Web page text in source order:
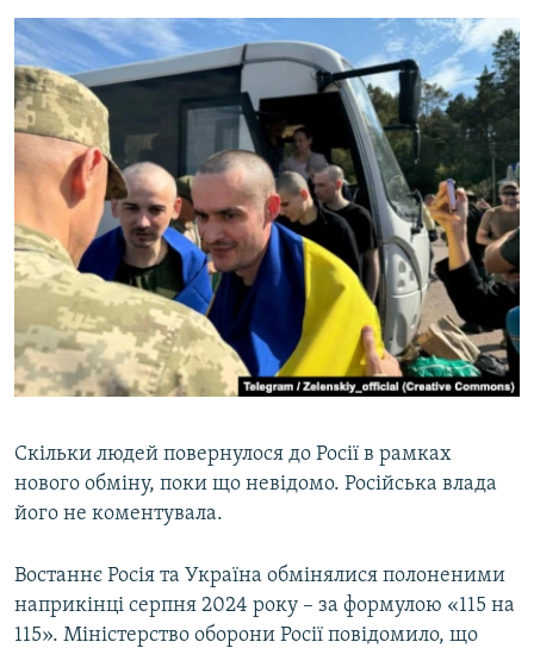
Скільки людей повернулося до Росії в рамках
нового обміну, поки що невідомо. Російська влада
його не коментувала.
Востаннє Росія та Україна обмінялися полоненими
наприкінці серпня 2024 року – за формулою «115 на
115». Міністерство оборони Росії повідомило, що